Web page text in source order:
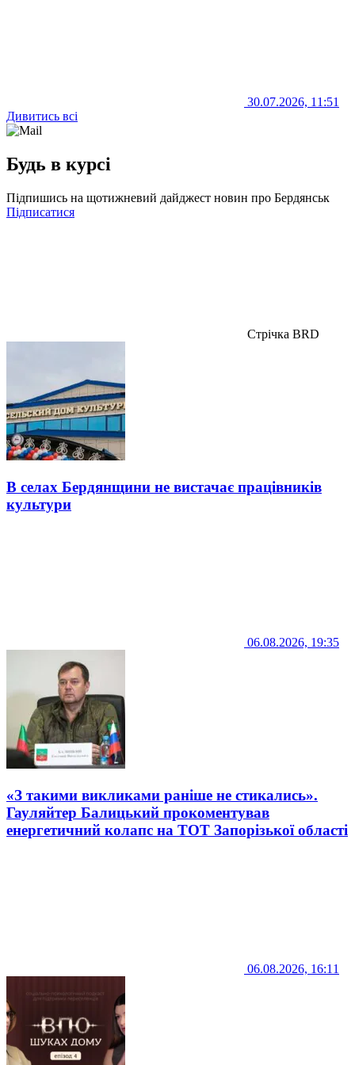
30.07.2026, 11:51
Дивитись всі
Будь в курсі
Підпишись на щотижневий дайджест новин про Бердянськ
Підписатися
Стрічка BRD
В селах Бердянщини не вистачає працівників
культури
06.08.2026, 19:35
«З такими викликами раніше не стикались».
Гауляйтер Балицький прокоментував
енергетичний колапс на ТОТ Запорізької області
06.08.2026, 16:11